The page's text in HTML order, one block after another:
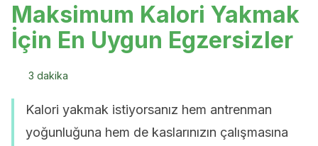
Maksimum Kalori Yakmak
İçin En Uygun Egzersizler
3 dakika
Kalori yakmak istiyorsanız hem antrenman
yoğunluğuna hem de kaslarınızın çalışmasına